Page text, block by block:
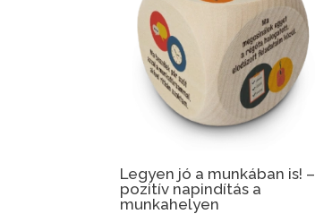
Legyen jó a munkában is! –
pozitív napindítás a
munkahelyen